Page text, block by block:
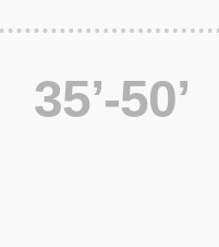
35’-50’